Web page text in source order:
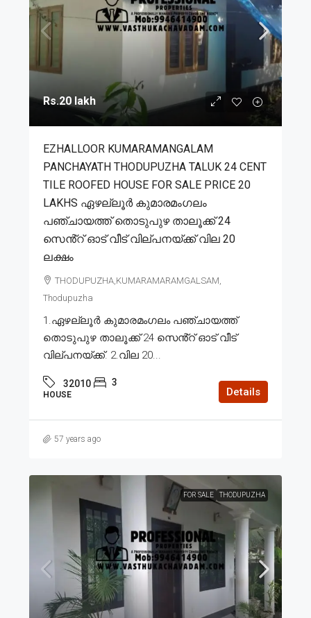
Rs.20 lakh
EZHALLOOR KUMARAMANGALAM
PANCHAYATH THODUPUZHA TALUK 24 CENT
TILE ROOFED HOUSE FOR SALE PRICE 20
LAKHS ഏഴല്ലൂർ കുമാരമംഗലം
പഞ്ചായത്ത് തൊടുപുഴ താലൂക്ക് 24
സെൻ്റ് ഓട് വീട് വില്പനയ്ക്ക് വില 20
ലക്ഷം
THODUPUZHA,KUMARAMARAMGALSAM,
Thodupuzha
1.ഏഴല്ലൂർ കുമാരമംഗലം പഞ്ചായത്ത്
തൊടുപുഴ താലൂക്ക് 24 സെൻ്റ് ഓട് വീട്
വില്പനയ്ക്ക്. 2.വില 20...
32010 3
HOUSE Details
57 years ago
FOR SALE THODUPUZHA